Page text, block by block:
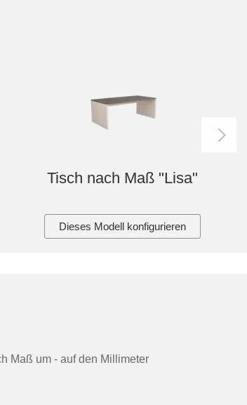
Tisch nach Maß "Lisa"
Dieses Modell konfigurieren
Maß um - auf den Millimeter